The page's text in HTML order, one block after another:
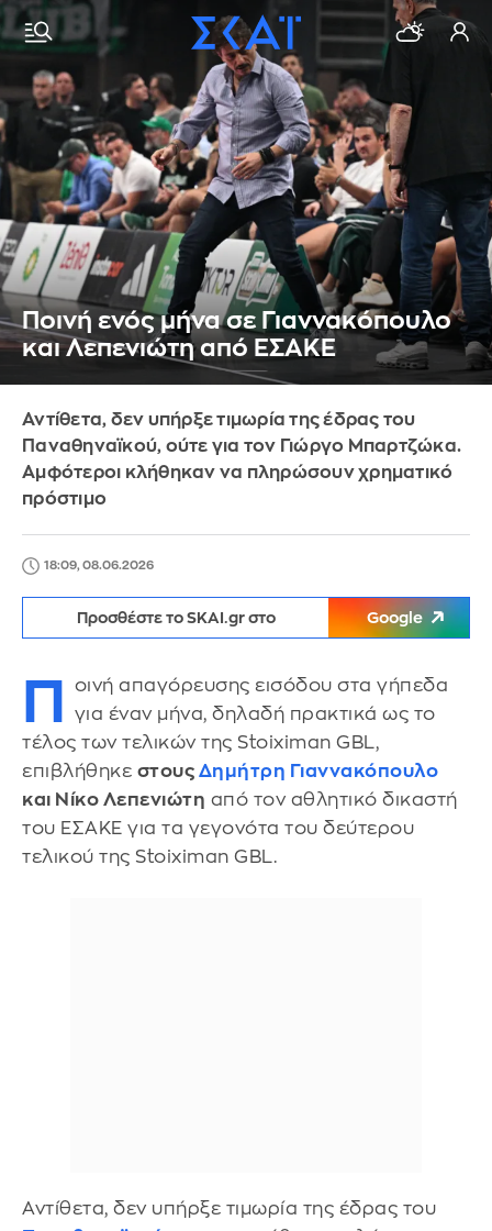
Ποινή ενός μήνα σε Γιαννακόπουλο
και Λεπενιώτη από ΕΣΑΚΕ
Αντίθετα, δεν υπήρξε τιμωρία της έδρας του
Παναθηναϊκού, ούτε για τον Γιώργο Μπαρτζώκα.
Αμφότεροι κλήθηκαν να πληρώσουν χρηματικό
πρόστιμο
18:09, 08.06.2026
Προσθέστε το SKAI.gr στο Google
Π
οινή απαγόρευσης εισόδου στα γήπεδα
για έναν μήνα, δηλαδή πρακτικά ως το
τέλος των τελικών της Stoiximan GBL,
επιβλήθηκε στους Δημήτρη Γιαννακόπουλο
και Νίκο Λεπενιώτη από τον αθλητικό δικαστή
του ΕΣΑΚΕ για τα γεγονότα του δεύτερου
τελικού της Stoiximan GBL.
Αντίθετα, δεν υπήρξε τιμωρία της έδρας του